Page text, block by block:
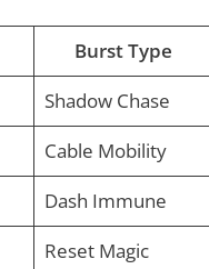
Burst Type
Shadow Chase
Cable Mobility
Dash Immune
Reset Magic